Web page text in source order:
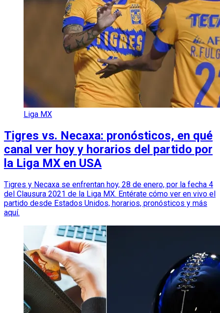
Liga MX
Tigres vs. Necaxa: pronósticos, en qué
canal ver hoy y horarios del partido por
la Liga MX en USA
Tigres y Necaxa se enfrentan hoy, 28 de enero, por la fecha 4
del Clausura 2021 de la Liga MX. Entérate cómo ver en vivo el
partido desde Estados Unidos, horarios, pronósticos y más
aquí.